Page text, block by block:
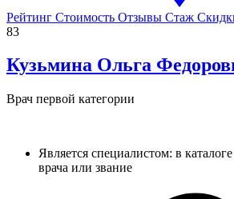
Рейтинг Стоимость Отзывы Стаж
83
Кузьмина Ольга
Врач первой категории
Является специалистом: в
врача или звание